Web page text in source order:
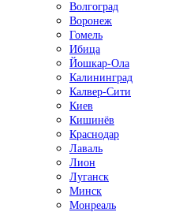
Волгоград
Воронеж
Гомель
Ибица
Йошкар-Ола
Калининград
Калвер-Сити
Киев
Кишинёв
Краснодар
Лаваль
Лион
Луганск
Минск
Монреаль